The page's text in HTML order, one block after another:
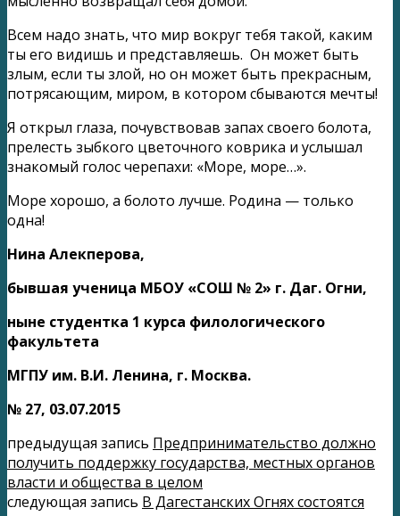
Всем надо знать, что мир вокруг тебя такой, каким
ты его видишь и представляешь. Он может быть
злым, если ты злой, но он может быть прекрасным,
потрясающим, миром, в котором сбываются мечты!
Я открыл глаза, почувствовав запах своего болота,
прелесть зыбкого цветочного коврика и услышал
знакомый голос черепахи: «Море, море…».
Море хорошо, а болото лучше. Родина — только
одна!
Нина Алекперова,
бывшая ученица МБОУ «СОШ № 2» г. Даг. Огни,
ныне студентка 1 курса филологического
факультета
МГПУ им. В.И. Ленина, г. Москва.
№ 27, 03.07.2015
предыдущая запись Предпринимательство должно
получить поддержку государства, местных органов
власти и общества в целом
следующая запись В Дагестанских Огнях состоятся